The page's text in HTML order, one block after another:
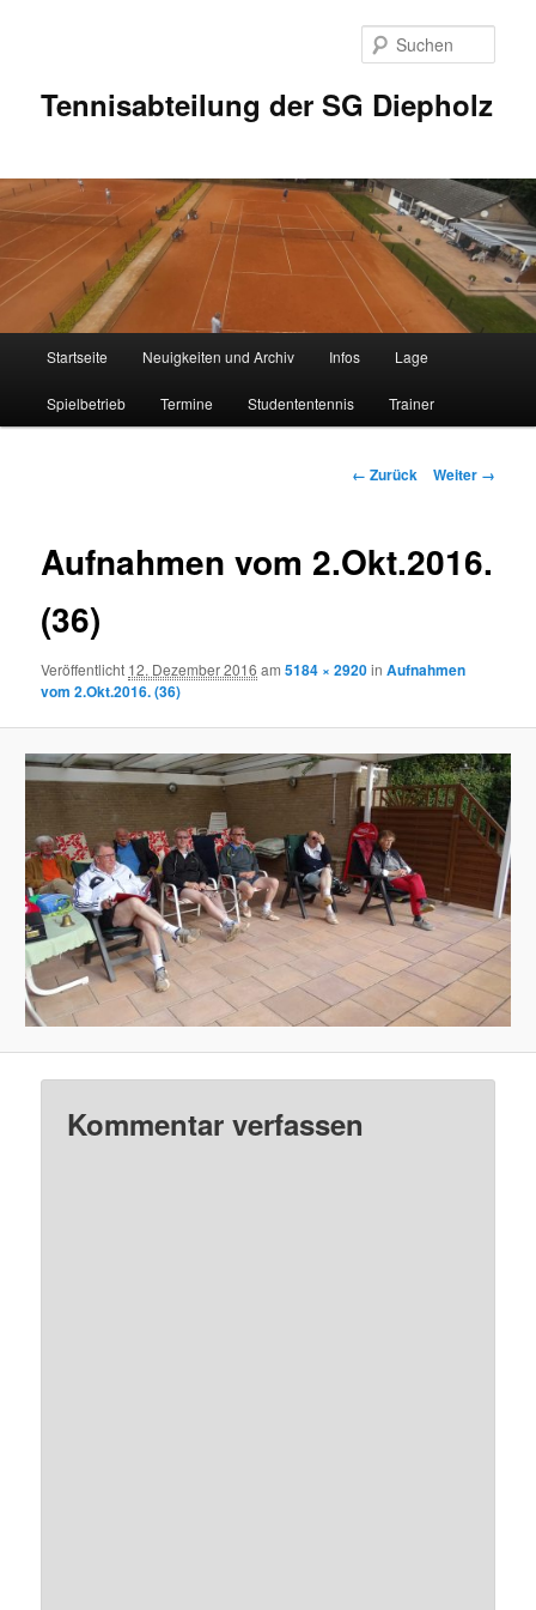
Tennisabteilung der SG Diepholz
Startseite Neuigkeiten und Archiv Infos Lage
Spielbetrieb Termine Studententennis Trainer
Bilder-
← Zurück Weiter →
Aufnahmen vom 2.Okt.2016.
(36)
Veröffentlicht 12. Dezember 2016 am5184 × 2920inAufnahmen
vom 2.Okt.2016. (36)
Kommentar verfassen